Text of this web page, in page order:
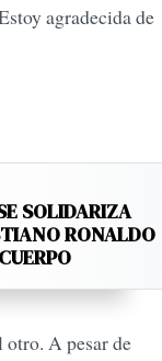
agradecida de
SOLIDARIZA
RONALDO
otro. A pesar de